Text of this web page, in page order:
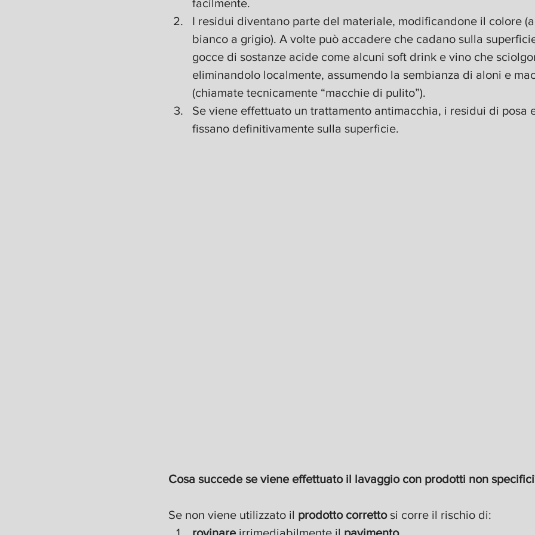
facilmente.
I residui diventano parte del materiale, modificandone il colore
bianco a grigio). A volte può accadere che cadano sulla
gocce di sostanze acide come alcuni soft drink e vino che
eliminandolo localmente, assumendo la sembianza di aloni e
(chiamate tecnicamente “macchie di pulito”).
Se viene effettuato un trattamento antimacchia, i residui di posa
fissano definitivamente sulla superficie.
Cosa succede se viene effettuato il lavaggio con prodotti non
Se non viene utilizzato il prodotto corretto si corre il rischio di:
rovinare irrimediabilmente il pavimento